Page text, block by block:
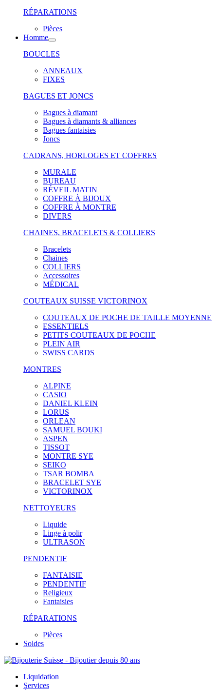
RÉPARATIONS
Pièces
Homme
BOUCLES
ANNEAUX
FIXES
BAGUES ET JONCS
Bagues à diamant
Bagues à diamants & alliances
Bagues fantaisies
Joncs
CADRANS, HORLOGES ET COFFRES
MURALE
BUREAU
RÉVEIL MATIN
COFFRE À BIJOUX
COFFRE À MONTRE
DIVERS
CHAINES, BRACELETS & COLLIERS
Bracelets
Chaines
COLLIERS
Accessoires
MÉDICAL
COUTEAUX SUISSE VICTORINOX
COUTEAUX DE POCHE DE TAILLE MOYENNE
ESSENTIELS
PETITS COUTEAUX DE POCHE
PLEIN AIR
SWISS CARDS
MONTRES
ALPINE
CASIO
DANIEL KLEIN
LORUS
ORLEAN
SAMUEL BOUKI
ASPEN
TISSOT
MONTRE SYE
SEIKO
TSAR BOMBA
BRACELET SYE
VICTORINOX
NETTOYEURS
Liquide
Linge à polir
ULTRASON
PENDENTIF
FANTAISIE
PENDENTIF
Religieux
Fantaisies
RÉPARATIONS
Pièces
Soldes
Liquidation
Services